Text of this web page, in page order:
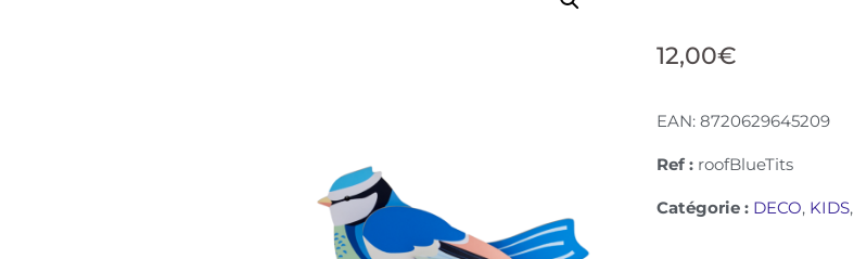
12,00€
EAN: 8720629645209
Ref : roofBlueTits
Catégorie : DECO, KIDS,